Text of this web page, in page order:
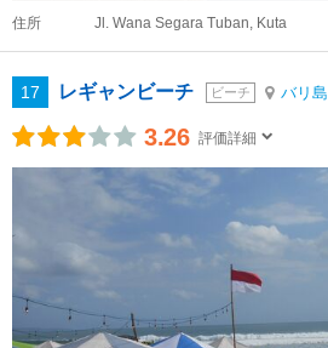
住所 Jl. Wana Segara Tuban, Kuta
17 レギャンビーチ ビーチ バリ島
3.26 評価詳細